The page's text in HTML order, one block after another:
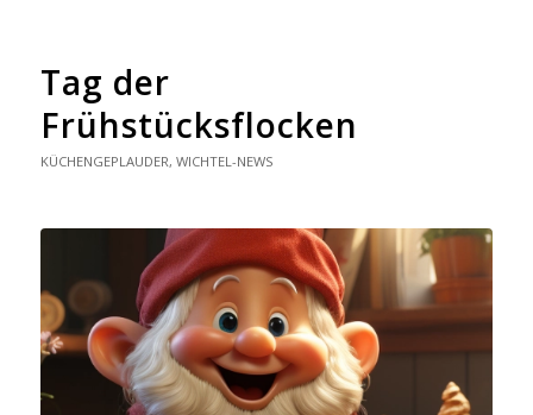
Tag der
Frühstücksflocken
KÜCHENGEPLAUDER, WICHTEL-NEWS